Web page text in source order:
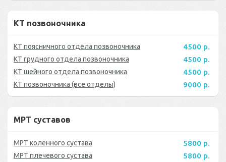
КТ позвоночника
КТ поясничного отдела позвоночника 4500 р.
КТ грудного отдела позвоночника 4500 р.
КТ шейного отдела позвоночника 4500 р.
КТ позвоночника (все отделы) 9000 р.
МРТ суставов
МРТ коленного сустава 5800 р.
МРТ плечевого сустава 5800 р.